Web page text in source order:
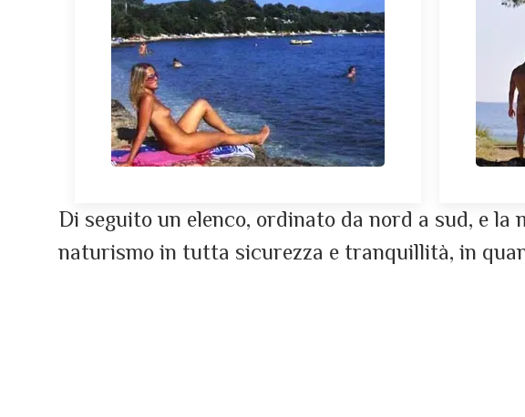
Di seguito un elenco, ordinato da nord a sud, e
naturismo in tutta sicurezza e tranquillità, in